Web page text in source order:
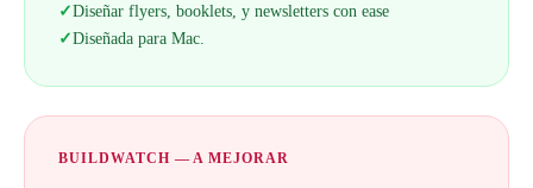
✓Diseñar flyers, booklets, y newsletters con ease
✓Diseñada para Mac.
BUILDWATCH — A MEJORAR